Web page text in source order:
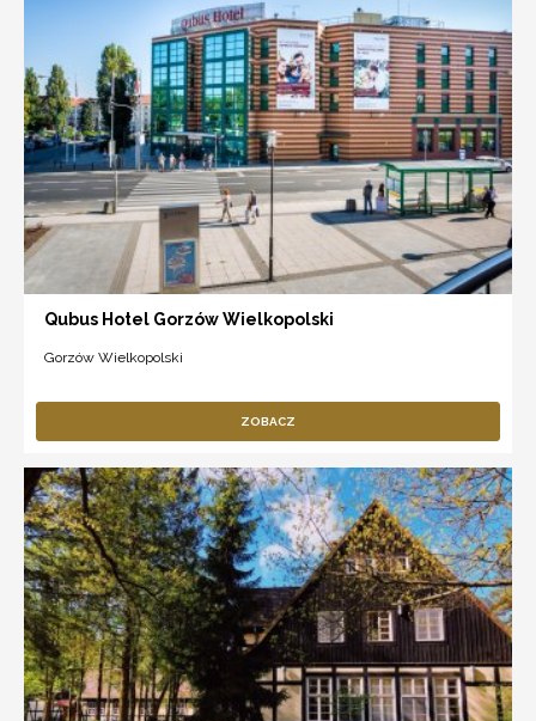
Qubus Hotel Gorzów Wielkopolski
Gorzów Wielkopolski
ZOBACZ